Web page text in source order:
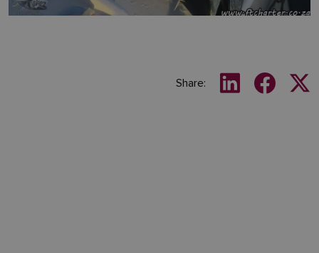
Share: